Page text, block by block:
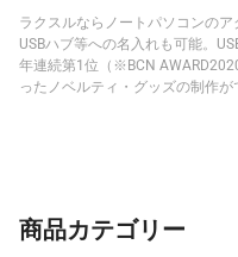
ラクスルならノートパソコンの
USBハブ等への名入れも可能。
年連続第1位（※BCN
ったノベルティ・グッズの制作が
商品カテゴリー